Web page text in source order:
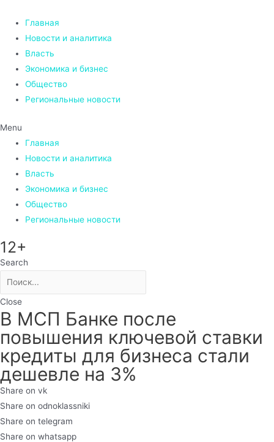
содержимому
Главная
Новости и аналитика
Власть
Экономика и бизнес
Общество
Региональные новости
Menu
Главная
Новости и аналитика
Власть
Экономика и бизнес
Общество
Региональные новости
12+
Search
Close
В МСП Банке после
повышения ключевой ставки
кредиты для бизнеса стали
дешевле на 3%
Share on vk
Share on odnoklassniki
Share on telegram
Share on whatsapp